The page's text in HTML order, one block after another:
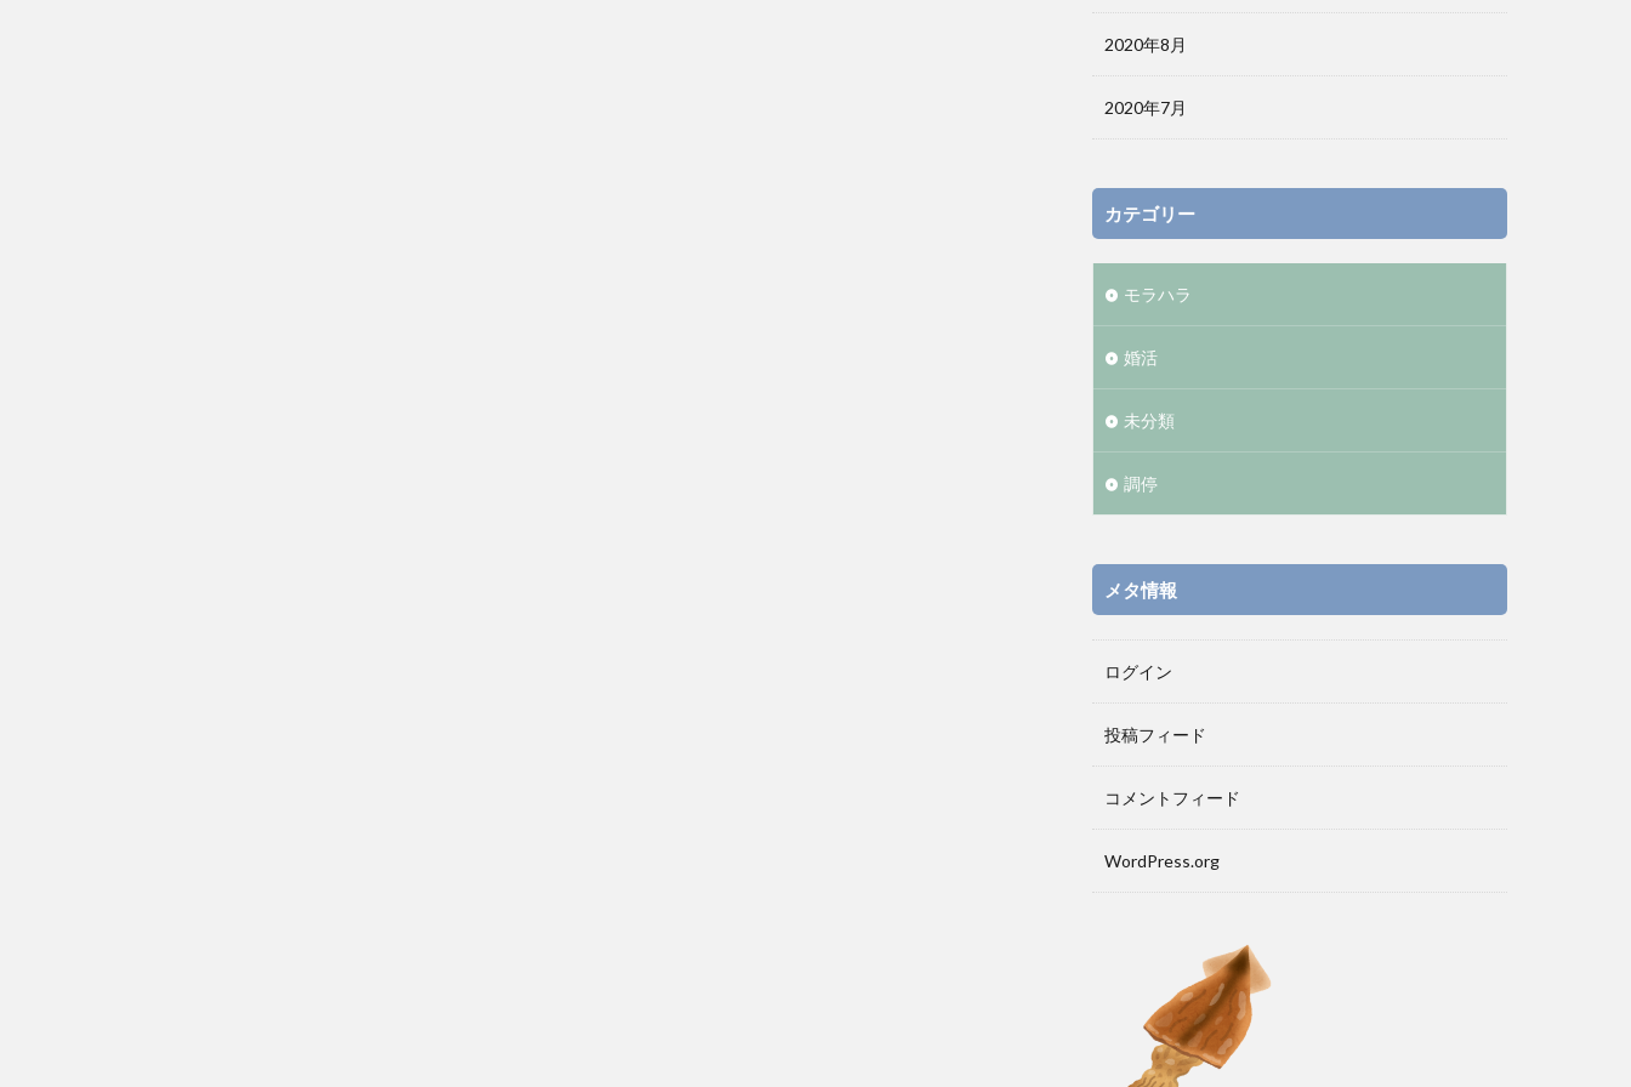
2020年8月
2020年7月
カテゴリー
モラハラ
婚活
未分類
調停
メタ情報
ログイン
投稿フィード
コメントフィード
WordPress.org